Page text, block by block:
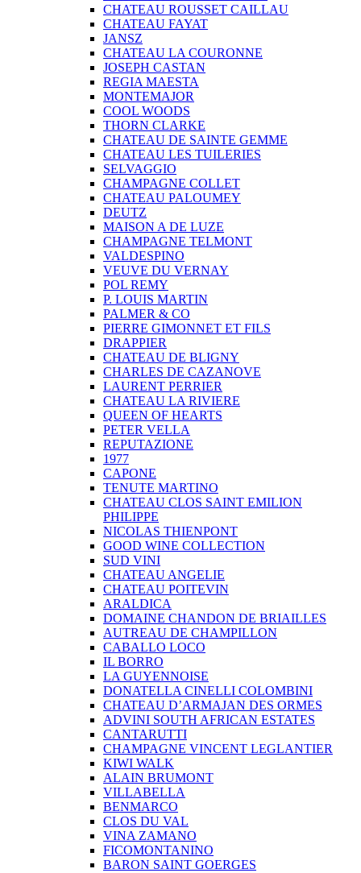
CHATEAU ROUSSET CAILLAU
CHATEAU FAYAT
JANSZ
CHATEAU LA COURONNE
JOSEPH CASTAN
REGIA MAESTA
MONTEMAJOR
COOL WOODS
THORN CLARKE
CHATEAU DE SAINTE GEMME
CHATEAU LES TUILERIES
SELVAGGIO
CHAMPAGNE COLLET
CHATEAU PALOUMEY
DEUTZ
MAISON A DE LUZE
CHAMPAGNE TELMONT
VALDESPINO
VEUVE DU VERNAY
POL REMY
P. LOUIS MARTIN
PALMER & CO
PIERRE GIMONNET ET FILS
DRAPPIER
CHATEAU DE BLIGNY
CHARLES DE CAZANOVE
LAURENT PERRIER
CHATEAU LA RIVIERE
QUEEN OF HEARTS
PETER VELLA
REPUTAZIONE
1977
CAPONE
TENUTE MARTINO
CHATEAU CLOS SAINT EMILION
PHILIPPE
NICOLAS THIENPONT
GOOD WINE COLLECTION
SUD VINI
CHATEAU ANGELIE
CHATEAU POITEVIN
ARALDICA
DOMAINE CHANDON DE BRIAILLES
AUTREAU DE CHAMPILLON
CABALLO LOCO
IL BORRO
LA GUYENNOISE
DONATELLA CINELLI COLOMBINI
CHATEAU D’ARMAJAN DES ORMES
ADVINI SOUTH AFRICAN ESTATES
CANTARUTTI
CHAMPAGNE VINCENT LEGLANTIER
KIWI WALK
ALAIN BRUMONT
VILLABELLA
BENMARCO
CLOS DU VAL
VINA ZAMANO
FICOMONTANINO
BARON SAINT GOERGES